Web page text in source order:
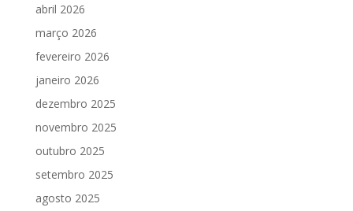
abril 2026
março 2026
fevereiro 2026
janeiro 2026
dezembro 2025
novembro 2025
outubro 2025
setembro 2025
agosto 2025